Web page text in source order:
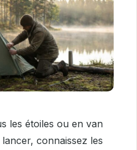
les étoiles ou en van
connaissez les